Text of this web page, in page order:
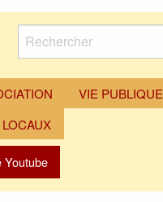
Rechercher
VIE PUBLIQUE
Youtube